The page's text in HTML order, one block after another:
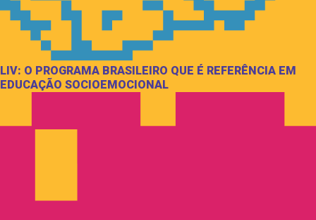
LIV: O PROGRAMA BRASILEIRO QUE É REFERÊNCIA EM
EDUCAÇÃO SOCIOEMOCIONAL